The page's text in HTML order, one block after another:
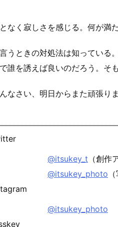
なく寂しさを感じる。何が満
うときの対処法は知っている
誰を誘えば良いのだろう。そ
なさい、明日からまた頑張りま
@itsukey_t （創作
@itsukey_photo
@itsukey_photo